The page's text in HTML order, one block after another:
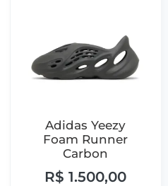
Adidas Yeezy
Foam Runner
Carbon
R$ 1.500,00